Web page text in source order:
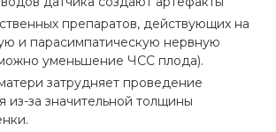
препаратов, действующих на
и парасимпатическую нервную
уменьшение ЧСС плода).
затрудняет проведение
из-за значительной толщины